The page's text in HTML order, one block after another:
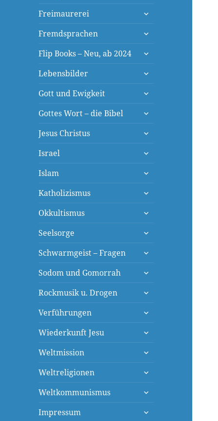
Freimaurerei
untermenü
Fremdsprachen
untermenü
Flip Books – Neu, ab 2024
untermenü
Lebensbilder
untermenü
Gott und Ewigkeit
untermenü
Gottes Wort – die Bibel
untermenü
Jesus Christus
untermenü
Israel
untermenü
Islam
untermenü
Katholizismus
untermenü
Okkultismus
untermenü
Seelsorge
untermenü
Schwarmgeist – Fragen
untermenü
Sodom und Gomorrah
untermenü
Rockmusik u. Drogen
untermenü
Verführungen
untermenü
Wiederkunft Jesu
untermenü
Weltmission
untermenü
Weltreligionen
untermenü
Weltkommunismus
untermenü
Impressum
untermenü